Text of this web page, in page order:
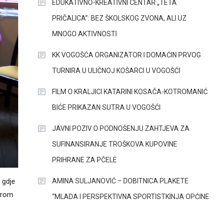
EDUKATIVNO-KREATIVNI CENTAR „TETA
PRIČALICA”: BEZ ŠKOLSKOG ZVONA, ALI UZ
MNOGO AKTIVNOSTI
KK VOGOŠĆA ORGANIZATOR I DOMAĆIN PRVOG
TURNIRA U ULIČNOJ KOŠARCI U VOGOŠĆI
FILM O KRALJICI KATARINI KOSAČA-KOTROMANIĆ
BIĆE PRIKAZAN SUTRA U VOGOŠĆI
JAVNI POZIV O PODNOŠENJU ZAHTJEVA ZA
SUFINANSIRANJE TROŠKOVA KUPOVINE
PRIHRANE ZA PČELE
AMINA SULJANOVIĆ – DOBITNICA PLAKETE
“MLADA I PERSPEKTIVNA SPORTISTKINJA OPĆINE